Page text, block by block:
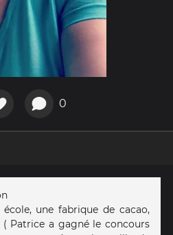
0
une fabrique de cacao,
Patrice a gagné le concours